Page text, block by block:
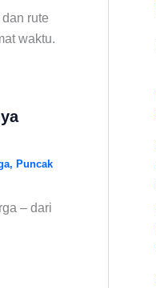
rute
waktu.
, Puncak
– dari